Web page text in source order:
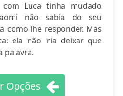
Luca tinha mudado
não sabia do seu
como lhe responder. Mas
ela não iria deixar que
palavra.
Opções